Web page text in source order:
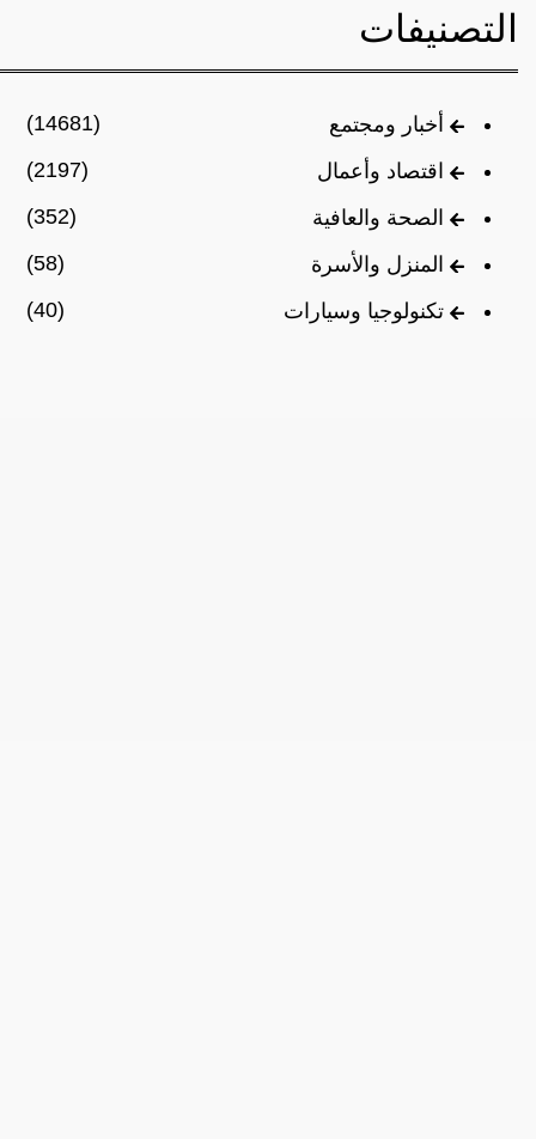
التصنيفات
أخبار ومجتمع
(14681)
اقتصاد وأعمال
(2197)
الصحة والعافية
(352)
المنزل والأسرة
(58)
تكنولوجيا وسيارات
(40)